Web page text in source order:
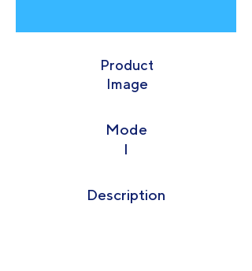
Product
Image
Mode
l
Description